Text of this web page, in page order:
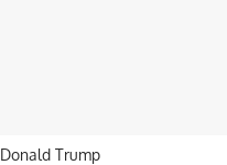
Donald Trump